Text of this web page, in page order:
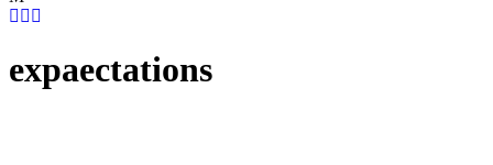
expaectations